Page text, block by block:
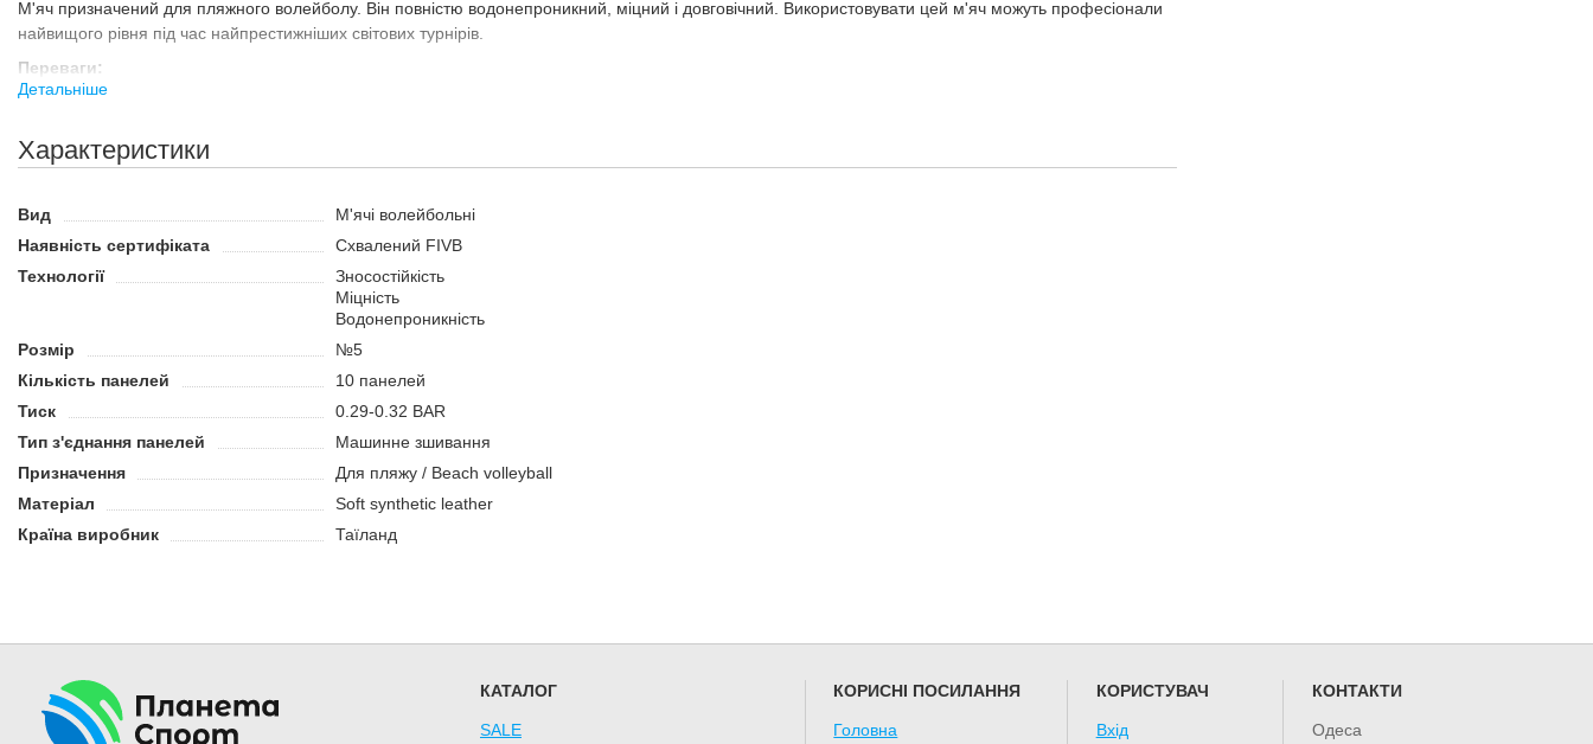
М'яч призначений для пляжного волейболу. Він повністю водонепроникний, міцний і довговічний. Використовувати цей м'яч можуть професіонали
найвищого рівня під час найпрестижніших світових турнірів.
Переваги:
Водонепроникний м'яч виготовлений спеціально для гри на пляжі.
Детальніше
Характеристики
Вид
М'ячі волейбольні
Наявність сертифіката
Схвалений FIVB
Технології
Зносостійкість
Міцність
Водонепроникність
Розмір
№5
Кількість панелей
10 панелей
Тиск
0.29-0.32 BAR
Тип з'єднання панелей
Машинне зшивання
Призначення
Для пляжу / Beach volleyball
Матеріал
Soft synthetic leather
Країна виробник
Таїланд
КАТАЛОГ
SALE
КОРИСНІ ПОСИЛАННЯ
Головна
КОРИСТУВАЧ
Вхід
КОНТАКТИ
Одеса